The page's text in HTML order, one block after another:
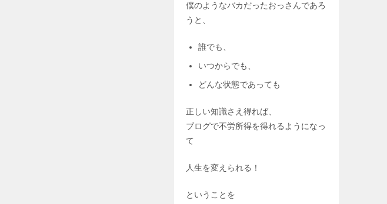
僕のようなバカだったおっさんであろ
うと、
誰でも、
いつからでも、
どんな状態であっても
正しい知識さえ得れば、
ブログで不労所得を得れるようになっ
て
人生を変えられる！
ということを